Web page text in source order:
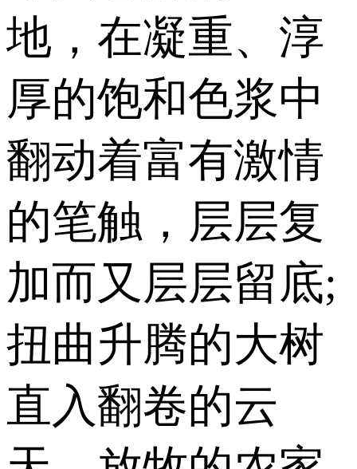
地，在凝重、淳
厚的饱和色浆中
翻动着富有激情
的笔触，层层复
加而又层层留底;
扭曲升腾的大树
直入翻卷的云